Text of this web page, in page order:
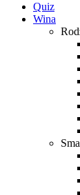
Quiz
Wina